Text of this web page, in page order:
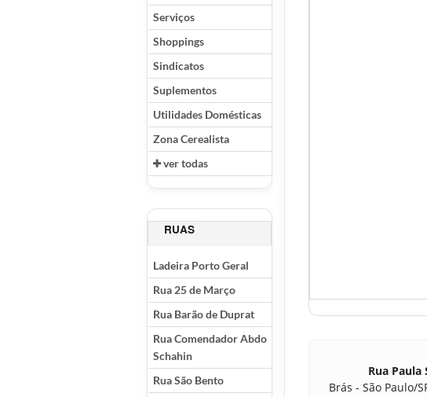
Serviços
Shoppings
Sindicatos
Suplementos
Utilidades Domésticas
Zona Cerealista
ver todas
RUAS
Ladeira Porto Geral
Rua 25 de Março
Rua Barão de Duprat
Rua Comendador Abdo
Schahin
Rua São Bento
Rua Paula
Brás - São Paulo/